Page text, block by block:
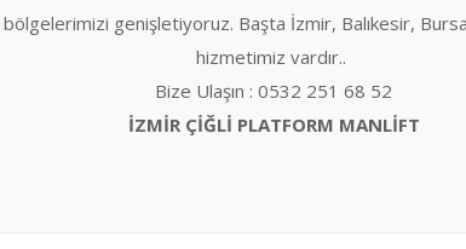
bölgelerimizi genişletiyoruz. Başta İzmir, Balıkesir,
hizmetimiz vardır..
Bize Ulaşın : 0532 251 68 52
İZMİR ÇİĞLİ PLATFORM MANLİFT